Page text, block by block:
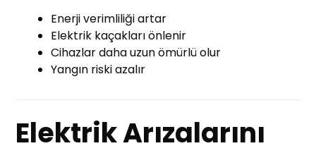
Enerji verimliliği artar
Elektrik kaçakları önlenir
Cihazlar daha uzun ömürlü olur
Yangın riski azalır
Elektrik Arızalarını